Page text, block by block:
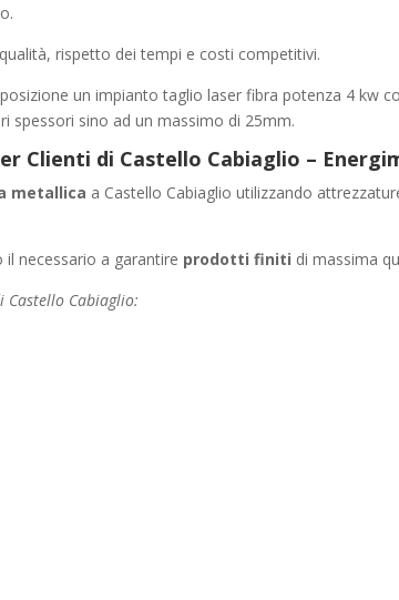
qualità, rispetto dei tempi e costi competitivi.
un impianto taglio laser fibra potenza 4 kw
spessori sino ad un massimo di 25mm.
Clienti di Castello Cabiaglio –
metallica a Castello Cabiaglio utilizzando
necessario a garantire prodotti finiti di massima
Cabiaglio: